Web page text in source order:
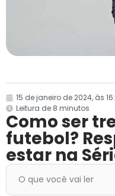
15 de janeiro de 2024, às
Leitura de 8 minutos
Como ser
futebol?
estar na
O que você vai ler